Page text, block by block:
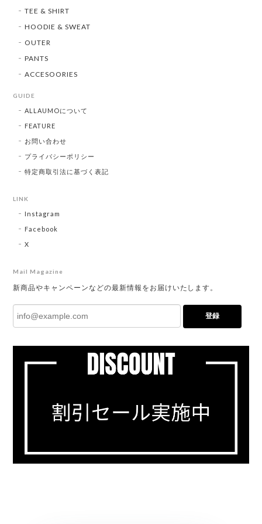
TEE & SHIRT
HOODIE & SWEAT
OUTER
PANTS
ACCESOORIES
GUIDE
ALLAUMOについて
FEATURE
お問い合わせ
プライバシーポリシー
特定商取引法に基づく表記
LINK
Instagram
Facebook
X
Mail Magazine
新商品やキャンペーンなどの最新情報をお届けいたします。
登録